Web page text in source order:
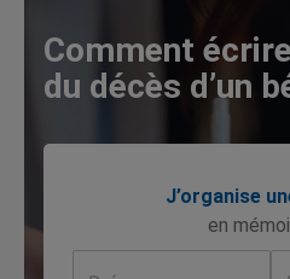
Comment
du décès d’un
J’organise
en